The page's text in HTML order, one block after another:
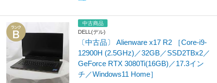
中古商品
DELL(デル)
〔中古品〕 Alienware x17 R2 ［Core-i9-
12900H (2.5GHz)／32GB／SSD2TBx2／
GeForce RTX 3080Ti(16GB)／17.3イン
チ／Windows11 Home］